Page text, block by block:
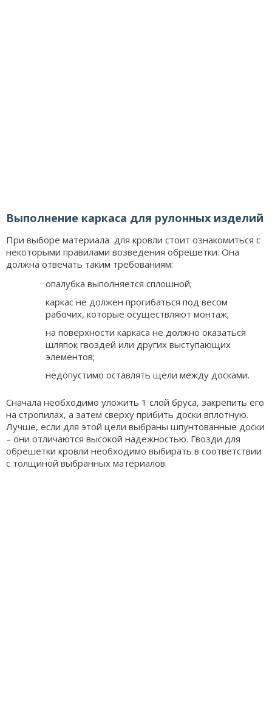
Выполнение каркаса для рулонных изделий
При выборе материала для кровли стоит ознакомиться с
некоторыми правилами возведения обрешетки. Она
должна отвечать таким требованиям:
опалубка выполняется сплошной;
каркас не должен прогибаться под весом
рабочих, которые осуществляют монтаж;
на поверхности каркаса не должно оказаться
шляпок гвоздей или других выступающих
элементов;
недопустимо оставлять щели между досками.
Сначала необходимо уложить 1 слой бруса, закрепить его
на стропилах, а затем сверху прибить доски вплотную.
Лучше, если для этой цели выбраны шпунтованные доски
– они отличаются высокой надежностью. Гвозди для
обрешетки кровли необходимо выбирать в соответствии
с толщиной выбранных материалов.